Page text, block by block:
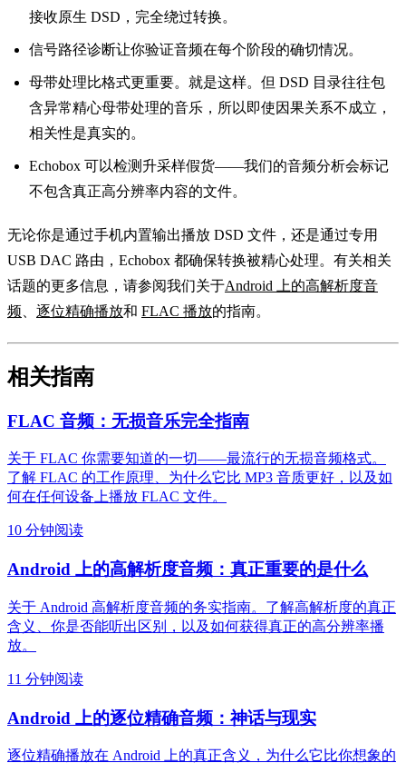
接收原生 DSD，完全绕过转换。
信号路径诊断让你验证音频在每个阶段的确切情况。
母带处理比格式更重要。就是这样。但 DSD 目录往往包
含异常精心母带处理的音乐，所以即使因果关系不成立，
相关性是真实的。
Echobox 可以检测升采样假货——我们的音频分析会标记
不包含真正高分辨率内容的文件。
无论你是通过手机内置输出播放 DSD 文件，还是通过专用
USB DAC 路由，Echobox 都确保转换被精心处理。有关相关
话题的更多信息，请参阅我们关于Android 上的高解析度音
频
逐位精确播放和 FLAC 播放的指南。
相关指南
FLAC 音频：无损音乐完全指南
关于 FLAC 你需要知道的一切——最流行的无损音频格式。
了解 FLAC 的工作原理、为什么它比 MP3 音质更好，以及如
何在任何设备上播放 FLAC 文件。
10 分钟阅读
Android 上的高解析度音频：真正重要的是什么
关于 Android 高解析度音频的务实指南。了解高解析度的真正
含义、你是否能听出区别，以及如何获得真正的高分辨率播
放。
11 分钟阅读
Android 上的逐位精确音频：神话与现实
逐位精确播放在 Android 上的真正含义，为什么它比你想象的